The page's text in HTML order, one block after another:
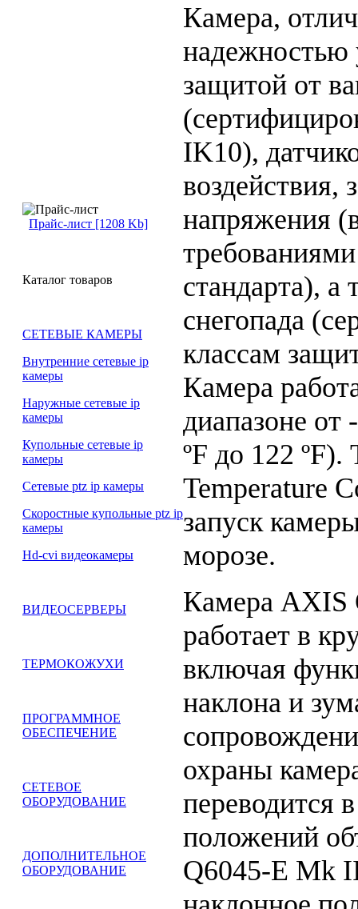
Прайс-лист [1208 Kb]
Каталог товаров
СЕТЕВЫЕ КАМЕРЫ
Внутренние сетевые ip
камеры
Наружные сетевые ip
камеры
Купольные сетевые ip
камеры
Сетевые ptz ip камеры
Скоростные купольные ptz ip
камеры
Hd-cvi видеокамеры
ВИДЕОСЕРВЕРЫ
ТЕРМОКОЖУХИ
ПРОГРАММНОЕ
ОБЕСПЕЧЕНИЕ
СЕТЕВОЕ
ОБОРУДОВАНИЕ
ДОПОЛНИТЕЛЬНОЕ
ОБОРУДОВАНИЕ
Камера,
надежностью
защитой от
IK10),
воздействия,
напряжения
стандарта),
снегопада
классам
Камера
диапазоне от
ºF до 122
Temperature
запуск
морозе.
Камера AXIS
работает в
включая
наклона и
охраны
переводится
положений
Q6045-E Mk